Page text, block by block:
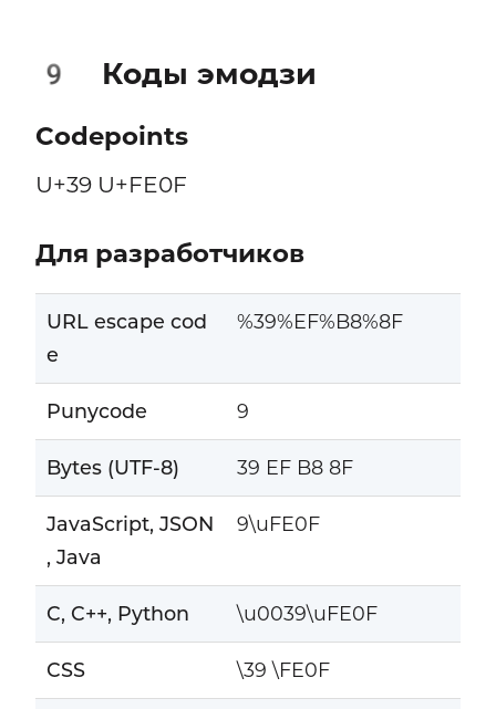
9️ Коды эмодзи
Codepoints
U+39 U+FE0F
Для разработчиков
URL escape cod
e
%39%EF%B8%8F
Punycode 9
Bytes (UTF-8) 39 EF B8 8F
JavaScript, JSON
, Java
9\uFE0F
C, C++, Python \u0039\uFE0F
CSS \39 \FE0F